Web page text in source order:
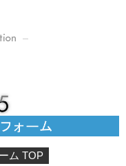
ム TOP